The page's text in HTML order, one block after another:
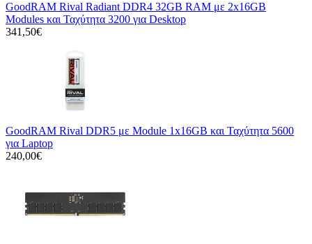
GoodRAM Rival Radiant DDR4 32GB RAM με 2x16GB
Modules και Ταχύτητα 3200 για Desktop
341,50€
GoodRAM Rival DDR5 με Module 1x16GB και Ταχύτητα 5600
για Laptop
240,00€